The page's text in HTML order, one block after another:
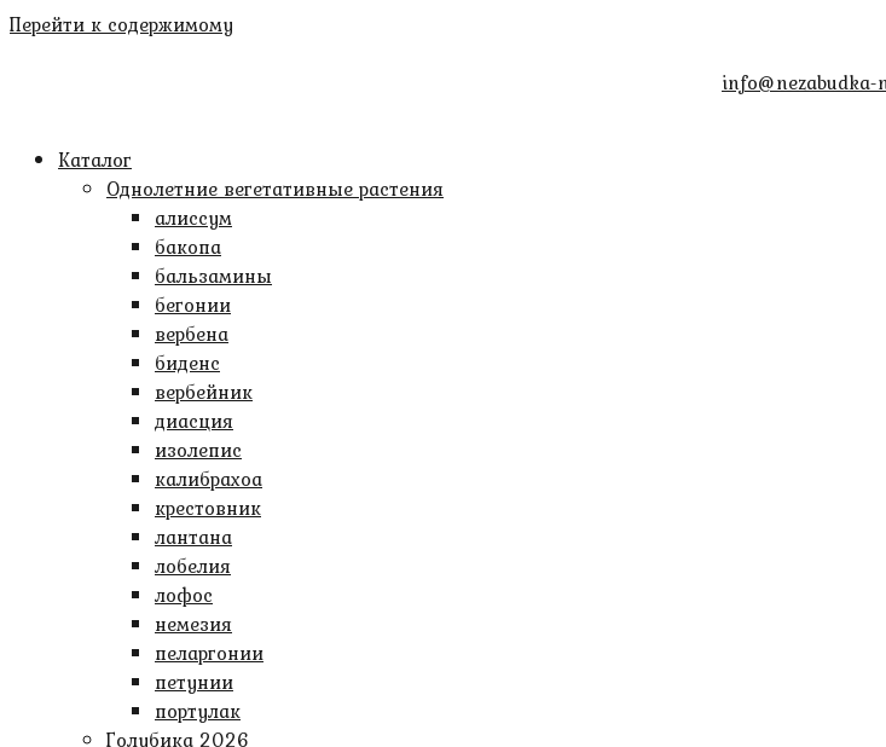
Перейти к содержимому
info@nezabudka-
Каталог
Однолетние вегетативные растения
алиссум
бакопа
бальзамины
бегонии
вербена
биденс
вербейник
диасция
изолепис
калибрахоа
крестовник
лантана
лобелия
лофос
немезия
пеларгонии
петунии
портулак
Голубика 2026